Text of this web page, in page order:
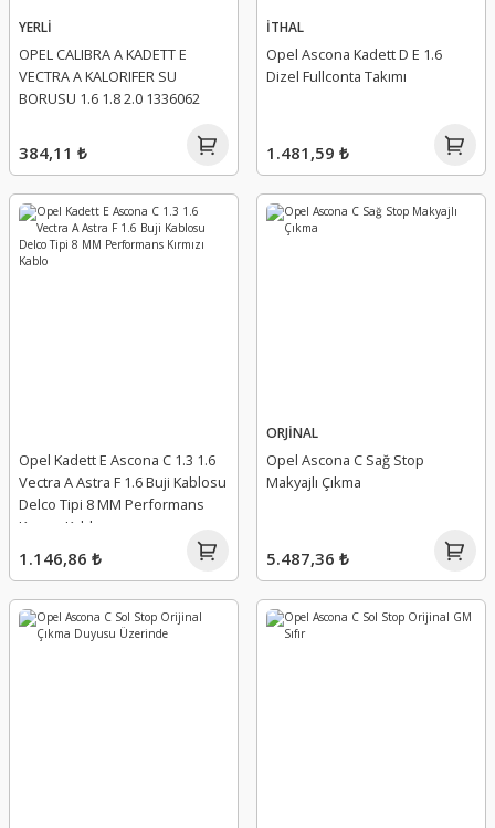
YERLİ
OPEL CALIBRA A KADETT E
VECTRA A KALORIFER SU
BORUSU 1.6 1.8 2.0 1336062
384,11 ₺
İTHAL
Opel Ascona Kadett D E 1.6
Dizel Fullconta Takımı
1.481,59 ₺
Opel Kadett E Ascona C 1.3 1.6
Vectra A Astra F 1.6 Buji Kablosu
Delco Tipi 8 MM Performans
Kırmızı Kablo
1.146,86 ₺
ORJİNAL
Opel Ascona C Sağ Stop
Makyajlı Çıkma
5.487,36 ₺